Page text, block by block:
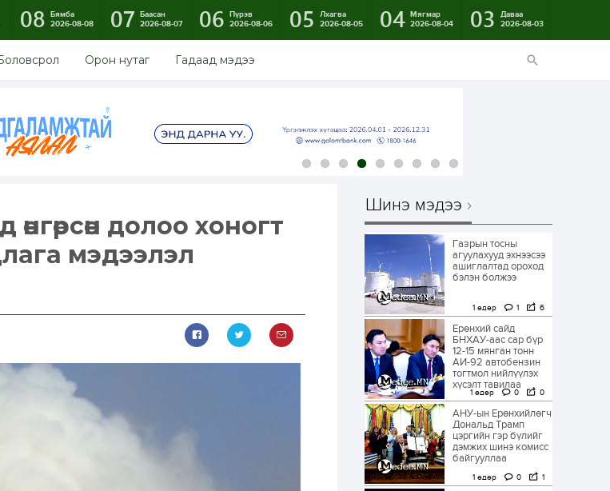
08 Бямба
2026-08-08
07 Баасан
2026-08-07
06 Пүрэв
2026-08-06
05
Лхагва
2026-08-05
04 Мягмар
2026-08-04
03
Даваа
2026-08-03
Орон нутаг Гадаад мэдээ
долоо хоногт
мэдээлэл
Шинэ мэдээ
Газрын тосны
агуулахууд эхнээсээ
ашиглалтад ороход
бэлэн болжээ
1 өдөр 1 6
Ерөнхий сайд
БНХАУ-аас сар бүр
12-15 мянган тонн
АИ-92 автобензин
тогтмол нийлүүлэх
хүсэлт тавилаа
1 өдөр 0 0
АНУ-ын Ерөнхийлөгч
Дональд Трамп
цэргийн гэр бүлийг
дэмжих шинэ комисс
байгууллаа
1 өдөр 0 1